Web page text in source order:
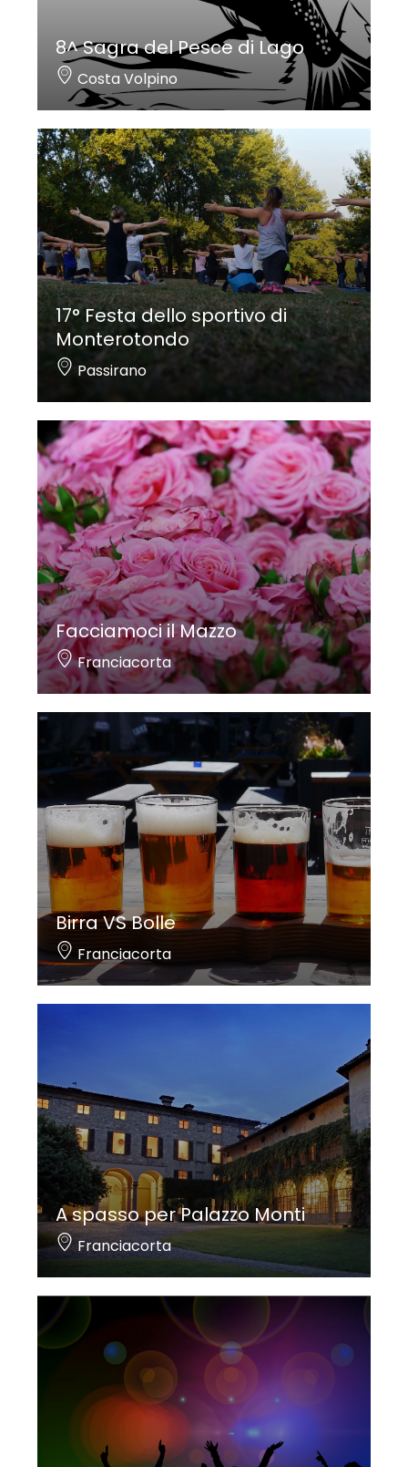
8^ Sagra del Pesce di Lago
Costa Volpino
17° Festa dello sportivo di
Monterotondo
Passirano
Facciamoci il Mazzo
Franciacorta
Birra VS Bolle
Franciacorta
A spasso per Palazzo Monti
Franciacorta